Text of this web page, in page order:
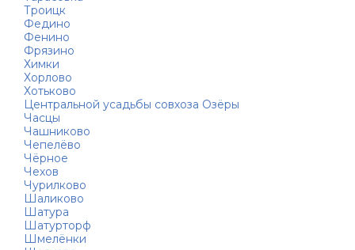
Троицк
Федино
Фенино
Фрязино
Химки
Хорлово
Хотьково
Центральной усадьбы совхоза Озёры
Часцы
Чашниково
Чепелёво
Чёрное
Чехов
Чурилково
Шаликово
Шатура
Шатурторф
Шмелёнки